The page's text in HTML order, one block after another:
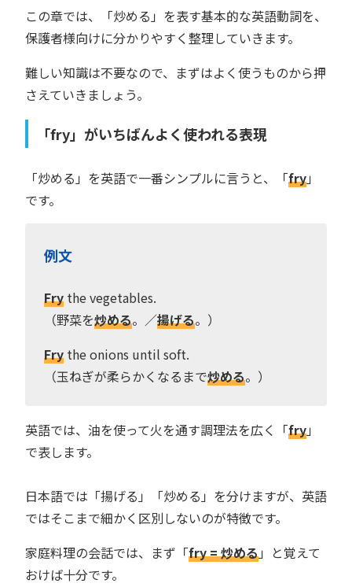
この章では、「炒める」を表す基本的な英語動詞を、
保護者様向けに分かりやすく整理していきます。
難しい知識は不要なので、まずはよく使うものから押
さえていきましょう。
「fry」がいちばんよく使われる表現
「炒める」を英語で一番シンプルに言うと、「fry」
です。
例文
Fry the vegetables.
（野菜を炒める。／揚げる。）
Fry the onions until soft.
（玉ねぎが柔らかくなるまで炒める。）
英語では、油を使って火を通す調理法を広く「fry」
で表します。
日本語では「揚げる」「炒める」を分けますが、英語
ではそこまで細かく区別しないのが特徴です。
家庭料理の会話では、まず「fry = 炒める」と覚えて
おけば十分です。